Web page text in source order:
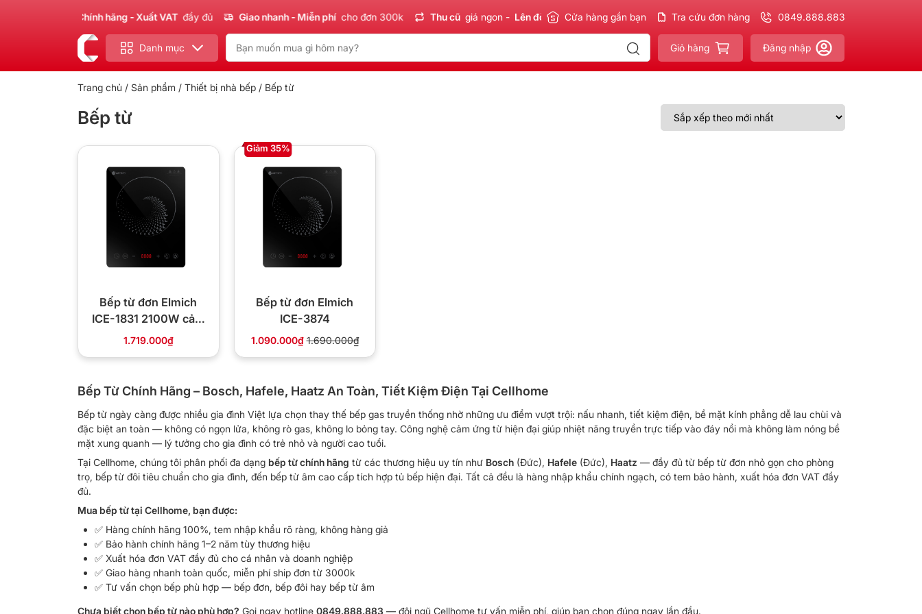
Chính hãng - Xuất VAT đầy đủ Giao nhanh - Miễn phí cho đơn 300k Thu cũ giá ngon - Lên đời tiết kiệm Sản phẩm Chính hãng - Xuất VAT đầy đủ Giao nhanh - Miễn phí
Cửa hàng gần bạn Tra cứu đơn hàng 0849.888.883
Danh mục Giỏ hàng Đăng nhập
Trang chủ / Sản phẩm / Thiết bị nhà bếp/ Bếp từ
Bếp từ
Bếp từ đơn Elmich
ICE-1831 2100W cảm
ứng khóa trẻ em
1.719.000₫
Giảm 35%
Bếp từ đơn Elmich
ICE-3874
1.090.000₫ 1.690.000₫
Bếp Từ Chính Hãng – Bosch, Hafele, Haatz An Toàn, Tiết Kiệm Điện Tại Cellhome
Bếp từ ngày càng được nhiều gia đình Việt lựa chọn thay thế bếp gas truyền thống nhờ những ưu điểm vượt trội: nấu nhanh, tiết kiệm điện, bề mặt kính phẳng dễ lau chùi và
đặc biệt an toàn — không có ngọn lửa, không rò gas, không lo bỏng tay. Công nghệ cảm ứng từ hiện đại giúp nhiệt năng truyền trực tiếp vào đáy nồi mà không làm nóng bề
mặt xung quanh — lý tưởng cho gia đình có trẻ nhỏ và người cao tuổi.
Tại Cellhome, chúng tôi phân phối đa dạng bếp từ chính hãng từ các thương hiệu uy tín như Bosch(Đức), Hafele(Đức), Haatz — đầy đủ từ bếp từ đơn nhỏ gọn cho phòng
trọ, bếp từ đôi tiêu chuẩn cho gia đình, đến bếp từ âm cao cấp tích hợp tủ bếp hiện đại. Tất cả đều là hàng nhập khẩu chính ngạch, có tem bảo hành, xuất hóa đơn VAT đầy
đủ.
Mua bếp từ tại Cellhome, bạn được:
✅ Hàng chính hãng 100%, tem nhập khẩu rõ ràng, không hàng giả
✅ Bảo hành chính hãng 1–2 năm tùy thương hiệu
✅ Xuất hóa đơn VAT đầy đủ cho cá nhân và doanh nghiệp
✅ Giao hàng nhanh toàn quốc, miễn phí ship đơn từ 3000k
✅ Tư vấn chọn bếp phù hợp — bếp đơn, bếp đôi hay bếp từ âm
Chưa biết chọn bếp từ nào phù hợp? Gọi ngay hotline 0849.888.883— đội ngũ Cellhome tư vấn miễn phí, giúp bạn chọn đúng ngay lần đầu.